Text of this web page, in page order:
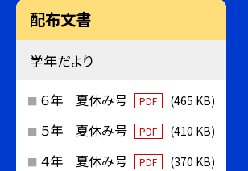
配布文書
学年だより
６年 夏休み号 PDF (465 KB)
５年 夏休み号 PDF (410 KB)
４年 夏休み号 PDF (370 KB)